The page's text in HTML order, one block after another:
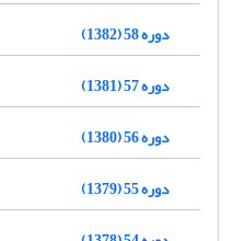
دوره 58 (1382)
دوره 57 (1381)
دوره 56 (1380)
دوره 55 (1379)